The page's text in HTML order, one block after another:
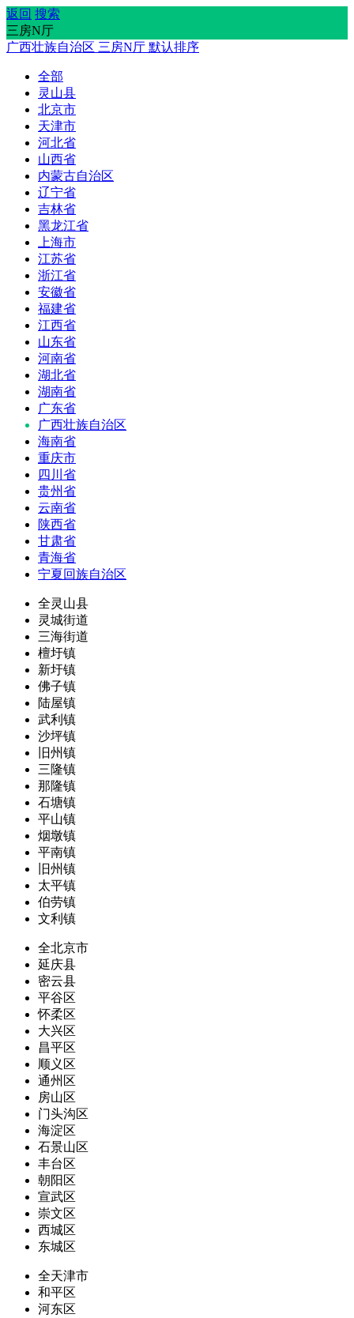
返回 搜索
三房N厅
广西壮族自治区 三房N厅 默认排序
全部
灵山县
北京市
天津市
河北省
山西省
内蒙古自治区
辽宁省
吉林省
黑龙江省
上海市
江苏省
浙江省
安徽省
福建省
江西省
山东省
河南省
湖北省
湖南省
广东省
广西壮族自治区
海南省
重庆市
四川省
贵州省
云南省
陕西省
甘肃省
青海省
宁夏回族自治区
全灵山县
灵城街道
三海街道
檀圩镇
新圩镇
佛子镇
陆屋镇
武利镇
沙坪镇
旧州镇
三隆镇
那隆镇
石塘镇
平山镇
烟墩镇
平南镇
旧州镇
太平镇
伯劳镇
文利镇
全北京市
延庆县
密云县
平谷区
怀柔区
大兴区
昌平区
顺义区
通州区
房山区
门头沟区
海淀区
石景山区
丰台区
朝阳区
宣武区
崇文区
西城区
东城区
全天津市
和平区
河东区